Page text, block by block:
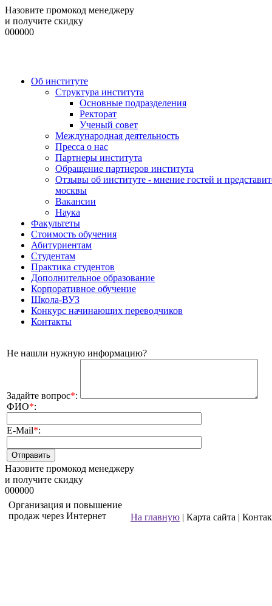
Назовите промокод менеджеру
и получите скидку
000000
Об институте
Структура института
Основные подразделения
Ректорат
Ученый совет
Международная деятельность
Пресса о нас
Партнеры института
Обращение партнеров института
Отзывы об институте - мнение гостей и
москвы
Вакансии
Наука
Факультеты
Стоимость обучения
Абитуриентам
Студентам
Практика студентов
Дополнительное образование
Корпоративное обучение
Школа-ВУЗ
Конкурс начинающих переводчиков
Контакты
Не нашли нужную информацию?
Задайте вопрос*:
ФИО*:
E-Mail*:
Назовите промокод менеджеру
и получите скидку
000000
Организация и повышение
продаж через Интернет
На главную | Карта сайта |